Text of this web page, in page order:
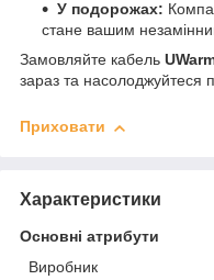
У подорожах:
стане вашим
Замовляйте кабель
зараз та насолоджуйтеся
Приховати
Характеристики
Основні атрибути
Виробник